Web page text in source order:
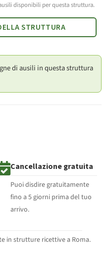
disponibili per questa struttura.
STRUTTURA
di ausili in questa struttura
Cancellazione gratuita
Puoi disdire gratuitamente
fino a 5 giorni prima del tuo
arrivo.
in strutture ricettive a Roma.